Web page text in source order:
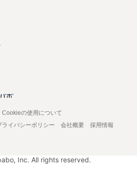
Cookieの使用について
ライバシーポリシー 会社概要
採用情報
Inc. All rights reserved.